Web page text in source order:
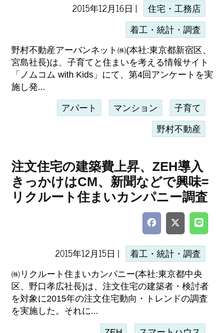
2015年12月16日 | 住宅・工務店
着工・統計・調査
野村不動産アーバンネット㈱(本社:東京都新宿区、
宮島社長)は、子育てと住まいを考える情報サイト
「ノムコム with Kids」にて、第4回アンケートを実
施し発...
アパート マンション 子育て
野村不動産
注文住宅の建築費上昇、ZEH導入
きっかけはCM、新聞などで興味=
リクルート住まいカンパニー調査
2015年12月15日 | 着工・統計・調査
㈱リクルート住まいカンパニー(本社:東京都中央
区、野口孝広社長)は、注文住宅の建築者・検討者
を対象に2015年の注文住宅動向・トレンドの調査
を実施した。それに...